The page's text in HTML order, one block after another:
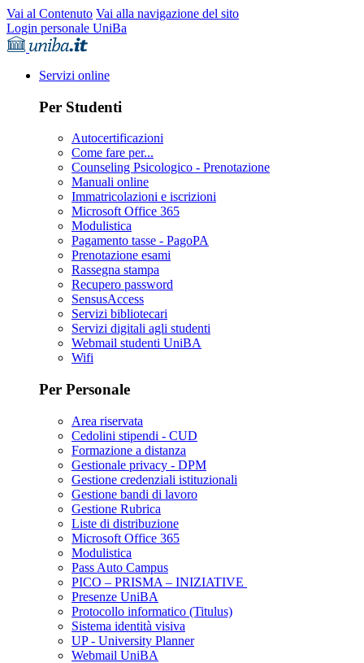
Vai al Contenuto Vai alla navigazione del sito
Login personale UniBa
Servizi online
Per Studenti
Autocertificazioni
Come fare per...
Counseling Psicologico - Prenotazione
Manuali online
Immatricolazioni e iscrizioni
Microsoft Office 365
Modulistica
Pagamento tasse - PagoPA
Prenotazione esami
Rassegna stampa
Recupero password
SensusAccess
Servizi bibliotecari
Servizi digitali agli studenti
Webmail studenti UniBA
Wifi
Per Personale
Area riservata
Cedolini stipendi - CUD
Formazione a distanza
Gestionale privacy - DPM
Gestione credenziali istituzionali
Gestione bandi di lavoro
Gestione Rubrica
Liste di distribuzione
Microsoft Office 365
Modulistica
Pass Auto Campus
PICO – PRISMA – INIZIATIVE
Presenze UniBA
Protocollo informatico (Titulus)
Sistema identità visiva
UP - University Planner
Webmail UniBA